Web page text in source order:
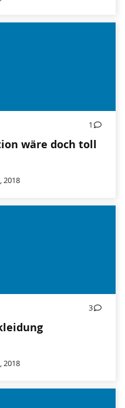
1
wäre doch toll
2018
3
2018